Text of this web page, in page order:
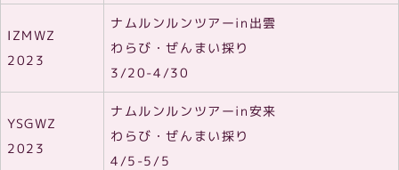
IZMWZ
2023
ナムルンルンツアーin出雲
わらび・ぜんまい採り
3/20-4/30
YSGWZ
2023
ナムルンルンツアーin安来
わらび・ぜんまい採り
4/5-5/5